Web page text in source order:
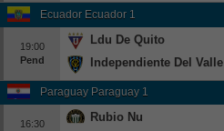
Ecuador Ecuador 1
19:00
Pend
Ldu De Quito
Independiente Del Valle
Paraguay Paraguay 1
16:30
Rubio Nu